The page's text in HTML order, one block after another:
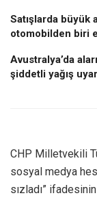
Satışlarda büyük
otomobilden biri
Avustralya’da
şiddetli yağış
CHP Milletvekili
sosyal medya
sızladı”